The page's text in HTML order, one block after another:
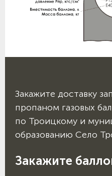
Закажите доставку
пропаном газовых
по Троицкому и
образованию Село
Закажите